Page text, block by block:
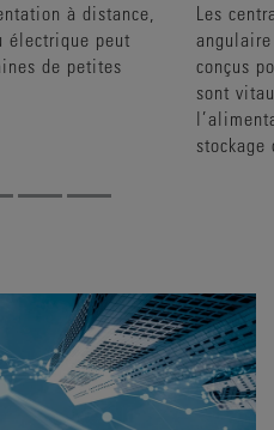
à distance,
électrique peut
de petites
Les
conçus
sont
stockage